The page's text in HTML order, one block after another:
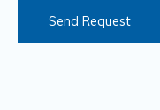
Send Request